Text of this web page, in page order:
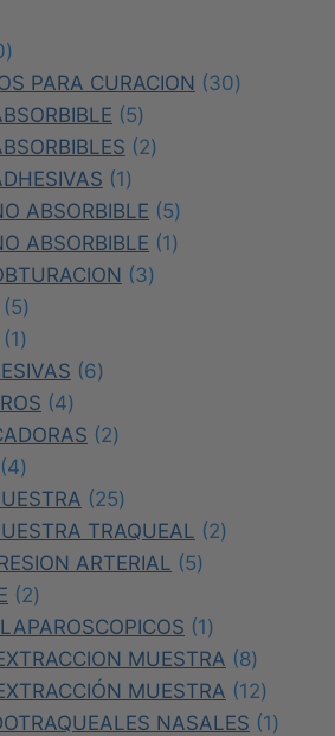
10
productos
PARA CURACION 3030
55
productos
22
11
producto
ABSORBIBLE 55
productos
ABSORBIBLE 11
33
55
productos
11
producto
66
44
productos
22
44
productos
2525
productos
TRAQUEAL 22
ARTERIAL 55
22
productos
11
producto
MUESTRA 88
MUESTRA 1212
NASALES 11